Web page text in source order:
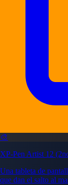
🎨
XP-Pen Artist 12
Una tableta de
que dan el salto al